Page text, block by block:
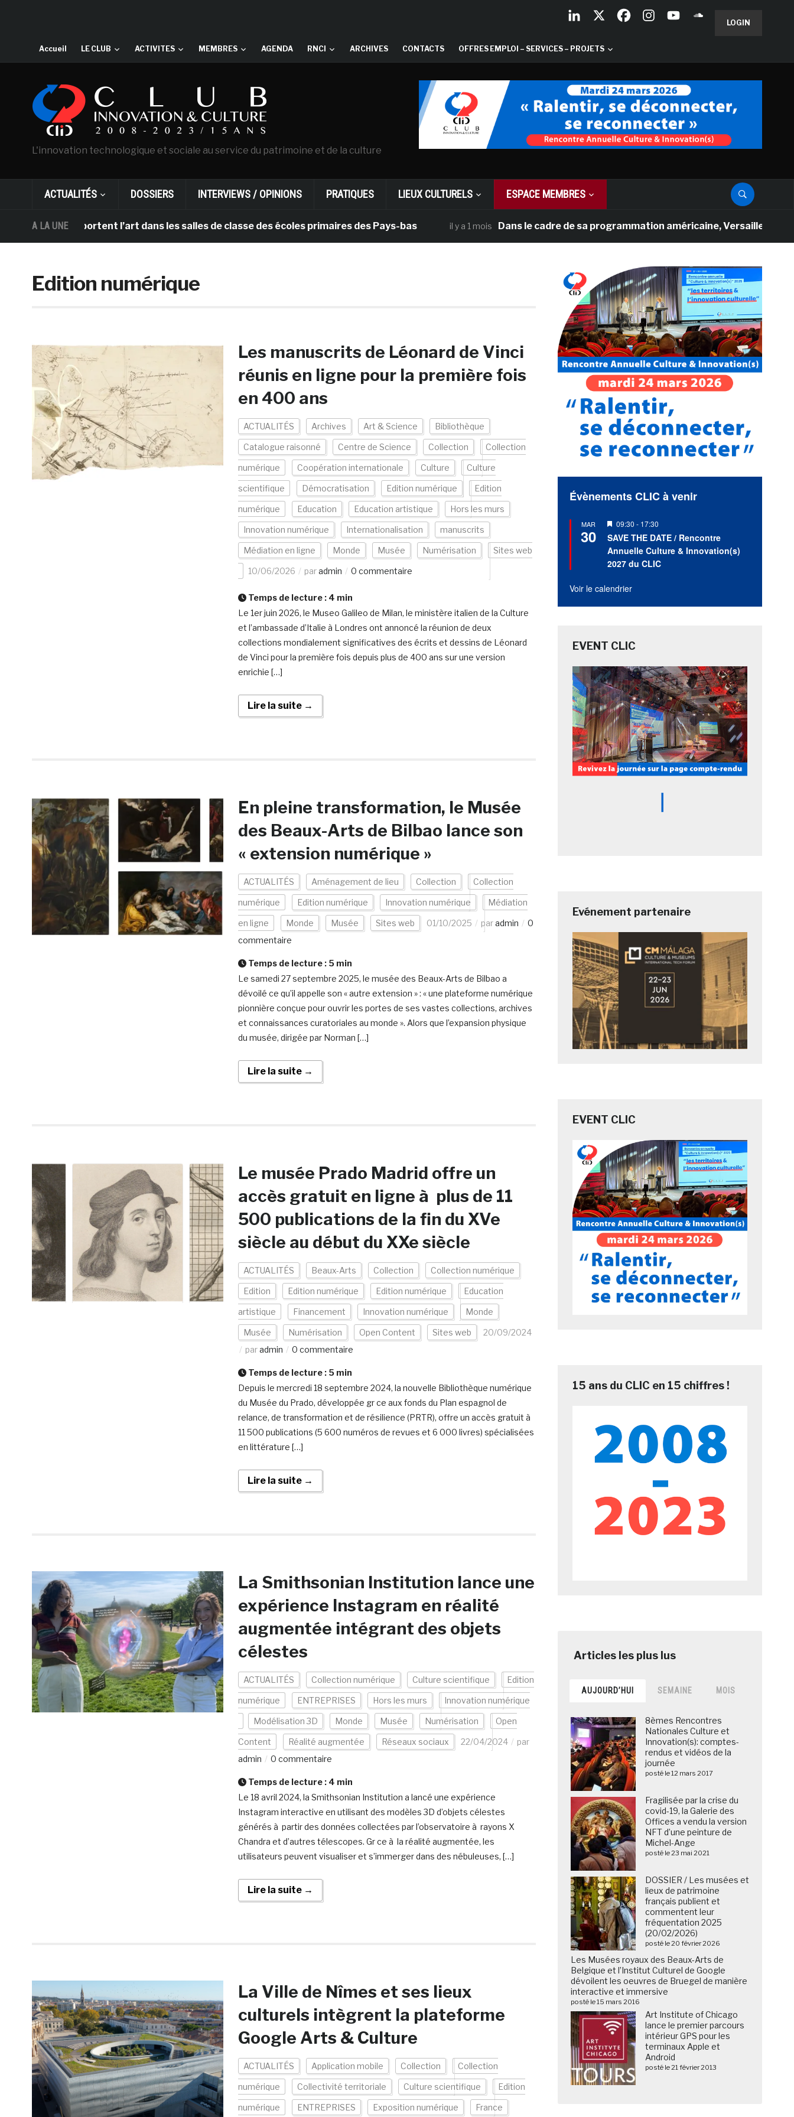
LOGIN
Accueil LE CLUB ACTIVITES MEMBRES AGENDA RNCI ARCHIVES CONTACTS OFFRES EMPLOI – SERVICES – PROJETS
L'innovation technologique et sociale au service du patrimoine et de la culture
ACTUALITÉS DOSSIERS INTERVIEWS / OPINIONS PRATIQUES LIEUX CULTURELS ESPACE MEMBRES
A LA UNE
DHL apportent l’art dans les salles de classe des écoles primaires des Pays-bas il y a 1 mois Dans le cadre de sa programmation américaine, Versailles présente
Edition numérique
Les manuscrits de Léonard de Vinci
réunis en ligne pour la première fois
en 400 ans
ACTUALITÉS Archives Art & Science Bibliothèque
Catalogue raisonné Centre de Science Collection Collection
numérique Coopération internationale Culture Culture
scientifique Démocratisation Edition numérique Edition
numérique Education Education artistique Hors les murs
Innovation numérique Internationalisation manuscrits
Médiation en ligne Monde Musée Numérisation Sites web
10/06/2026 paradmin 0 commentaire
Temps de lecture : 4 min
Le 1er juin 2026, le Museo Galileo de Milan, le ministère italien de la Culture
et l’ambassade d’Italie à Londres ont annoncé la réunion de deux
collections mondialement significatives des écrits et dessins de Léonard
de Vinci pour la première fois depuis plus de 400 ans sur une version
enrichie […]
Lire la suite →
En pleine transformation, le Musée
des Beaux-Arts de Bilbao lance son
« extension numérique »
ACTUALITÉS Aménagement de lieu Collection Collection
numérique Edition numérique Innovation numérique Médiation
en ligne Monde Musée Sites web 01/10/2025 paradmin
0
commentaire
Temps de lecture : 5 min
Le samedi 27 septembre 2025, le musée des Beaux-Arts de Bilbao a
dévoilé ce qu’il appelle son « autre extension » : « une plateforme numérique
pionnière conçue pour ouvrir les portes de ses vastes collections, archives
et connaissances curatoriales au monde ». Alors que l’expansion physique
du musée, dirigée par Norman […]
Lire la suite →
Le musée Prado Madrid offre un
accès gratuit en ligne à plus de 11
500 publications de la fin du XVe
siècle au début du XXe siècle
ACTUALITÉS Beaux-Arts Collection Collection numérique
Edition Edition numérique Edition numérique Education
artistique Financement Innovation numérique Monde
Musée Numérisation Open Content Sites web
20/09/2024
paradmin 0 commentaire
Temps de lecture : 5 min
Depuis le mercredi 18 septembre 2024, la nouvelle Bibliothèque numérique
du Musée du Prado, développée gr ce aux fonds du Plan espagnol de
relance, de transformation et de résilience (PRTR), offre un accès gratuit à
11 500 publications (5 600 numéros de revues et 6 000 livres) spécialisées
en littérature […]
Lire la suite →
La Smithsonian Institution lance une
expérience Instagram en réalité
augmentée intégrant des objets
célestes
ACTUALITÉS Collection numérique Culture scientifique Edition
numérique ENTREPRISES Hors les murs Innovation numérique
Modélisation 3D Monde Musée Numérisation Open
Content Réalité augmentée Réseaux sociaux 22/04/2024
par
admin
0 commentaire
Temps de lecture : 4 min
Le 18 avril 2024, la Smithsonian Institution a lancé une expérience
Instagram interactive en utilisant des modèles 3D d’objets célestes
générés à partir des données collectées par l’observatoire à rayons X
Chandra et d’autres télescopes. Gr ce à la réalité augmentée, les
utilisateurs peuvent visualiser et s’immerger dans des nébuleuses, […]
Lire la suite →
La Ville de Nîmes et ses lieux
culturels intègrent la plateforme
Google Arts & Culture
ACTUALITÉS Application mobile Collection Collection
numérique Collectivité territoriale Culture scientifique Edition
numérique ENTREPRISES Exposition numérique France
Évènements CLIC à venir
MAR
30
Mis
en
avant
09:30 - 17:30
SAVE THE DATE / Rencontre
Annuelle Culture & Innovation(s)
2027 du CLIC
Voir le calendrier
EVENT CLIC
Evénement partenaire
EVENT CLIC
15 ans du CLIC en 15 chiffres !
AUJOURD’HUI SEMAINE MOIS
8èmes Rencontres
Nationales Culture et
Innovation(s): comptes-
rendus et vidéos de la
journée
posté le 12 mars 2017
Fragilisée par la crise du
covid-19, la Galerie des
Offices a vendu la version
NFT d’une peinture de
Michel-Ange
posté le 23 mai 2021
DOSSIER / Les musées et
lieux de patrimoine
français publient et
commentent leur
fréquentation 2025
(20/02/2026)
posté le 20 février 2026
Les Musées royaux des Beaux-Arts de
Belgique et l’Institut Culturel de Google
dévoilent les oeuvres de Bruegel de manière
interactive et immersive
posté le 15 mars 2016
Art Institute of Chicago
lance le premier parcours
intérieur GPS pour les
terminaux Apple et
Android
posté le 21 février 2013